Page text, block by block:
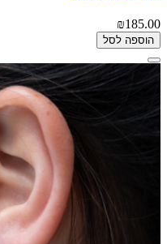
₪185.00
הוספה לסל